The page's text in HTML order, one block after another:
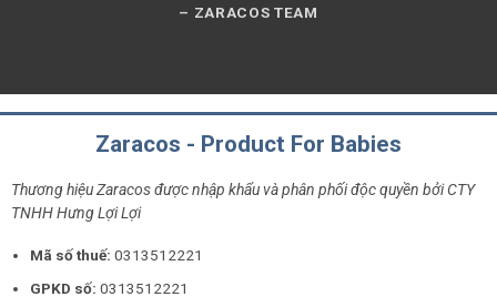
– ZARACOS TEAM
Zaracos - Product For Babies
Thương hiệu Zaracos được nhập khẩu và phân phối độc quyền bởi CTY
TNHH Hưng Lợi Lợi
Mã số thuế: 0313512221
GPKD số:0313512221